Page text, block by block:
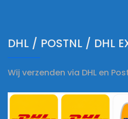
DHL / POSTNL / DHL
Wij verzenden via DHL en